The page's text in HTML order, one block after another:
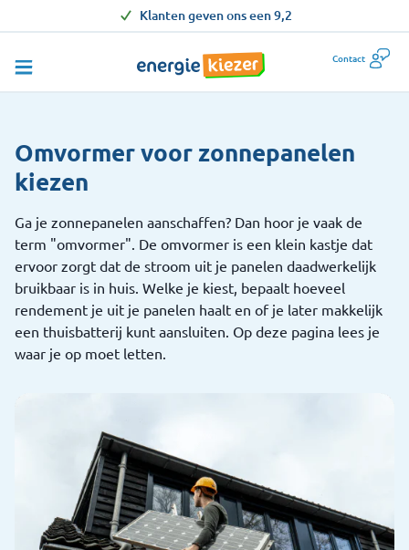
Klanten geven ons een 9,2
Contact
Omvormer voor zonnepanelen
kiezen
Ga je zonnepanelen aanschaffen? Dan hoor je vaak de
term "omvormer". De omvormer is een klein kastje dat
ervoor zorgt dat de stroom uit je panelen daadwerkelijk
bruikbaar is in huis. Welke je kiest, bepaalt hoeveel
rendement je uit je panelen haalt en of je later makkelijk
een thuisbatterij kunt aansluiten. Op deze pagina lees je
waar je op moet letten.